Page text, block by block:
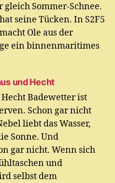
gleich Sommer-Schnee.
seine Tücken. In S2F5
Ole aus der
ein binnenmaritimes
und Hecht
Badewetter ist
Schon gar nicht
liebt das Wasser,
Sonne. Und
gar nicht. Wenn sich
und
selbst dem